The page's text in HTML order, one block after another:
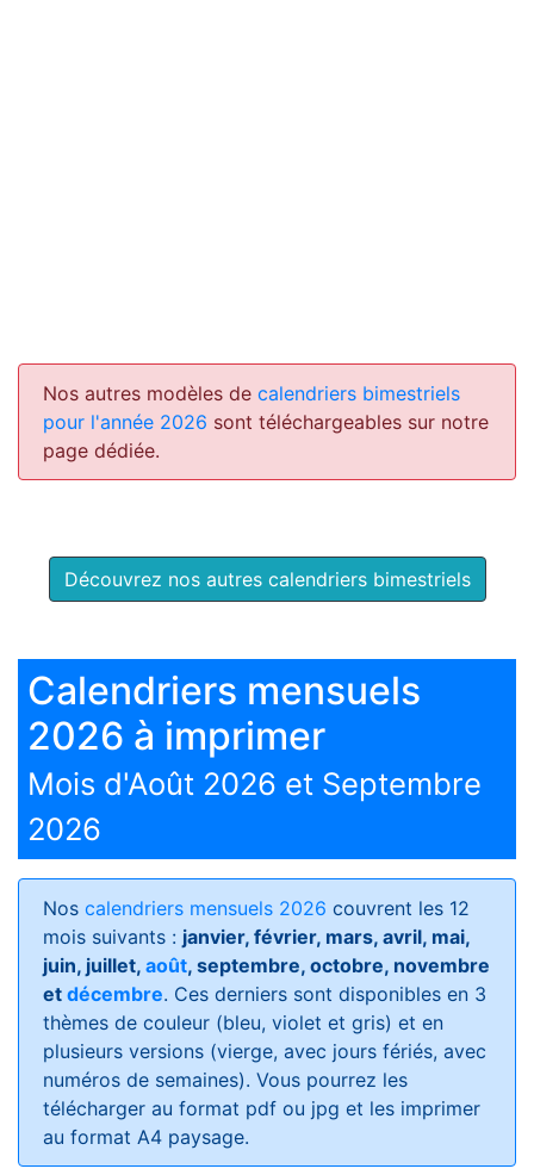
Nos autres modèles de calendriers bimestriels
pour l'année 2026 sont téléchargeables sur notre
page dédiée.
Découvrez nos autres calendriers bimestriels
Calendriers mensuels
2026 à imprimer
Mois d'Août 2026 et Septembre
2026
Nos calendriers mensuels 2026 couvrent les 12
mois suivants : janvier, février, mars, avril, mai,
juin, juillet, août, septembre, octobre, novembre
et décembre. Ces derniers sont disponibles en 3
thèmes de couleur (bleu, violet et gris) et en
plusieurs versions (vierge, avec jours fériés, avec
numéros de semaines). Vous pourrez les
télécharger au format pdf ou jpg et les imprimer
au format A4 paysage.